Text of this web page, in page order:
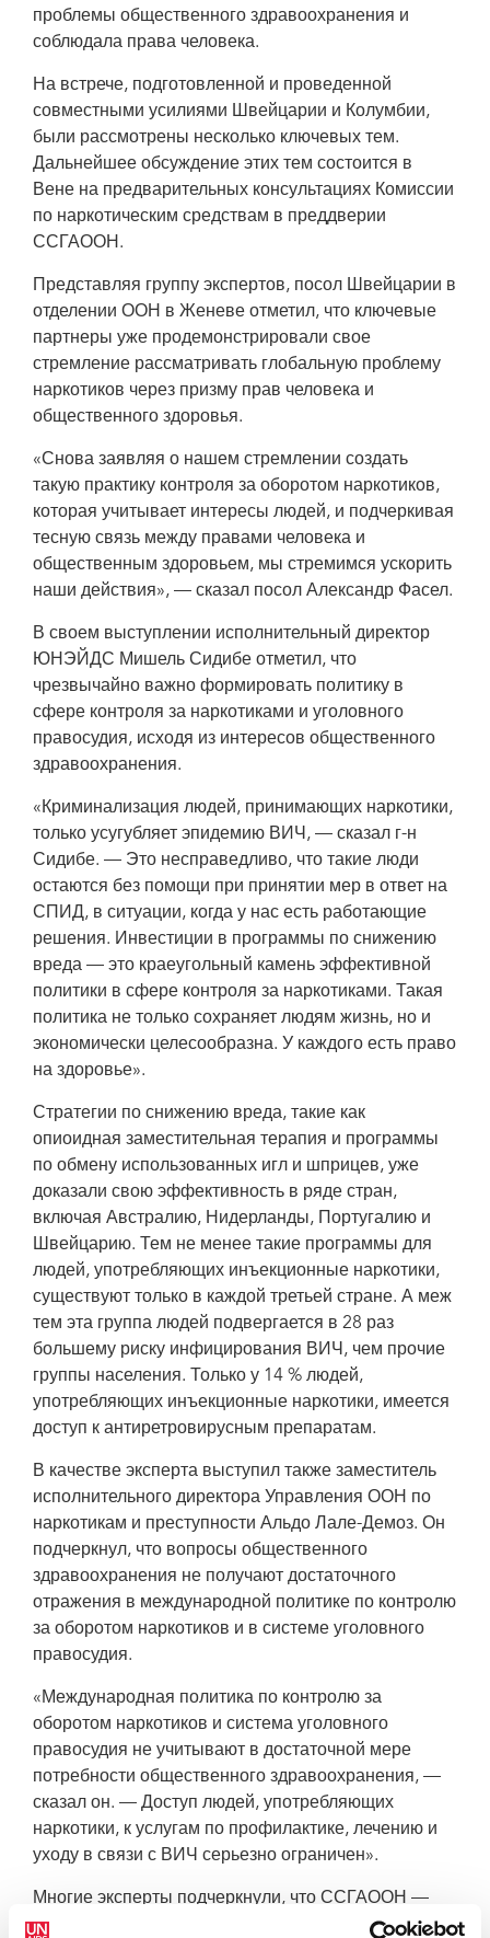
Цель мероприятия — проанализировать пути, которыми можно
преобразовать существующую систему по борьбе с наркотиками так,
чтобы она содержала количественные показатели эффективности,
общественного здравоохранения и соблюдала права человека.
проблемы общественного здравоохранения и
соблюдала права человека.
На встрече, подготовленной и проведенной
совместными усилиями Швейцарии и Колумбии,
были рассмотрены несколько ключевых тем.
Дальнейшее обсуждение этих тем состоится в
Вене на предварительных консультациях Комиссии
по наркотическим средствам в преддверии
ССГАООН.
Представляя группу экспертов, посол Швейцарии в
отделении ООН в Женеве отметил, что ключевые
партнеры уже продемонстрировали свое
стремление рассматривать глобальную проблему
наркотиков через призму прав человека и
общественного здоровья.
«Снова заявляя о нашем стремлении создать
такую практику контроля за оборотом наркотиков,
которая учитывает интересы людей, и подчеркивая
тесную связь между правами человека и
общественным здоровьем, мы стремимся ускорить
наши действия», — сказал посол Александр Фасел.
В своем выступлении исполнительный директор
ЮНЭЙДС Мишель Сидибе отметил, что
чрезвычайно важно формировать политику в
сфере контроля за наркотиками и уголовного
правосудия, исходя из интересов общественного
здравоохранения.
«Криминализация людей, принимающих наркотики,
только усугубляет эпидемию ВИЧ, — сказал г-н
Сидибе. — Это несправедливо, что такие люди
остаются без помощи при принятии мер в ответ на
СПИД, в ситуации, когда у нас есть работающие
решения. Инвестиции в программы по снижению
вреда — это краеугольный камень эффективной
политики в сфере контроля за наркотиками. Такая
политика не только сохраняет людям жизнь, но и
экономически целесообразна. У каждого есть право
на здоровье».
Стратегии по снижению вреда, такие как
опиоидная заместительная терапия и программы
по обмену использованных игл и шприцев, уже
доказали свою эффективность в ряде стран,
включая Австралию, Нидерланды, Португалию и
Швейцарию. Тем не менее такие программы для
людей, употребляющих инъекционные наркотики,
существуют только в каждой третьей стране. А меж
тем эта группа людей подвергается в 28 раз
большему риску инфицирования ВИЧ, чем прочие
группы населения. Только у 14 % людей,
употребляющих инъекционные наркотики, имеется
доступ к антиретровирусным препаратам.
В качестве эксперта выступил также заместитель
исполнительного директора Управления ООН по
наркотикам и преступности Альдо Лале-Демоз. Он
подчеркнул, что вопросы общественного
здравоохранения не получают достаточного
отражения в международной политике по контролю
за оборотом наркотиков и в системе уголовного
правосудия.
«Международная политика по контролю за
оборотом наркотиков и система уголовного
правосудия не учитывают в достаточной мере
потребности общественного здравоохранения, —
сказал он. — Доступ людей, употребляющих
наркотики, к услугам по профилактике, лечению и
уходу в связи с ВИЧ серьезно ограничен».
Многие эксперты подчеркнули, что ССГАООН —
это историческая возможность пересмотреть